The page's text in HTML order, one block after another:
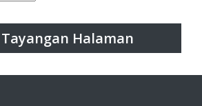
Halaman